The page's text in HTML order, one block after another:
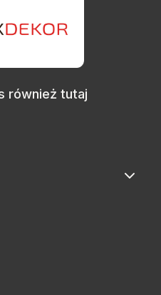
również tutaj